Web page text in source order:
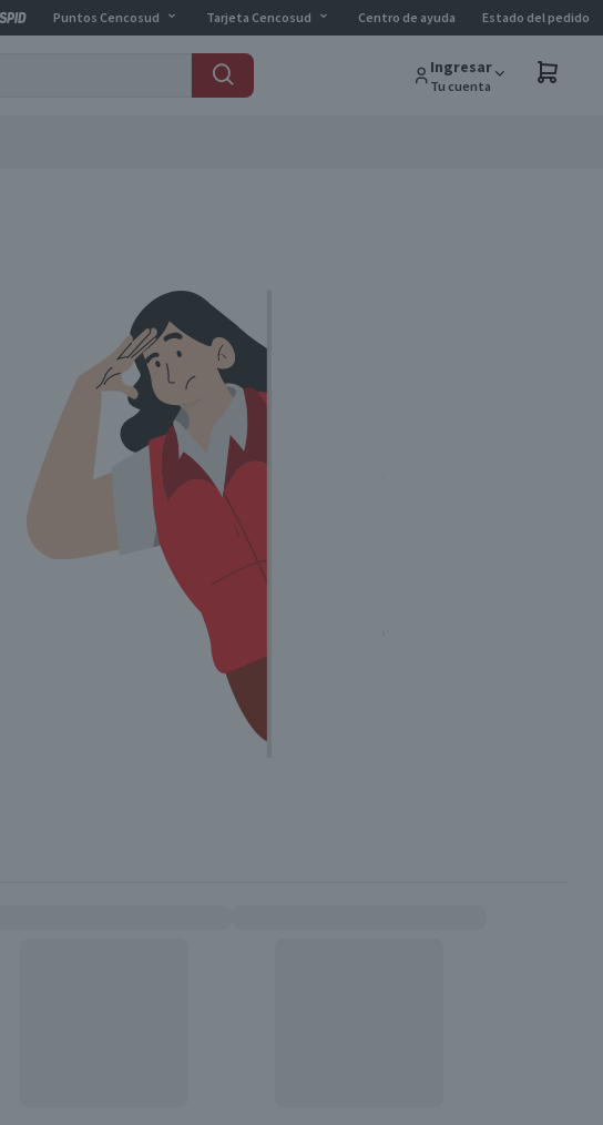
Puntos Cencosud Tarjeta Cencosud Centro de ayuda Estado del pedido
Ingresar
Tu cuenta